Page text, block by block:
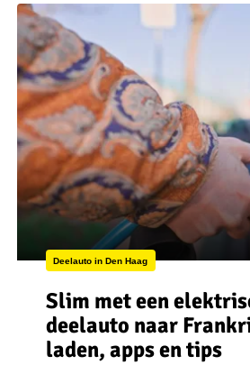
Deelauto in Den Haag
Slim met een
deelauto naar
laden, apps en tips